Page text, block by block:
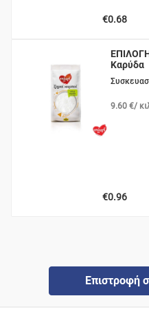
€0.68
Καρύδα
9.60 €/
€0.96
Επιστροφή